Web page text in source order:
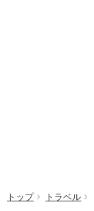
トップ トラベル